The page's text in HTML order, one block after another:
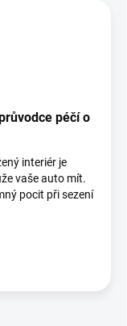
péčí o
interiér je
vaše auto mít.
pocit při sezení